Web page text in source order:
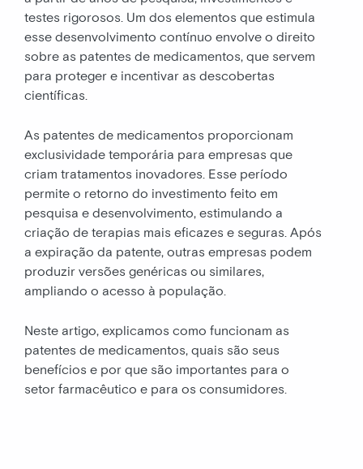
testes rigorosos. Um dos elementos que estimula
esse desenvolvimento contínuo envolve o direito
sobre as patentes de medicamentos, que servem
para proteger e incentivar as descobertas
científicas.
As patentes de medicamentos proporcionam
exclusividade temporária para empresas que
criam tratamentos inovadores. Esse período
permite o retorno do investimento feito em
pesquisa e desenvolvimento, estimulando a
criação de terapias mais eficazes e seguras. Após
a expiração da patente, outras empresas podem
produzir versões genéricas ou similares,
ampliando o acesso à população.
Neste artigo, explicamos como funcionam as
patentes de medicamentos, quais são seus
benefícios e por que são importantes para o
setor farmacêutico e para os consumidores.